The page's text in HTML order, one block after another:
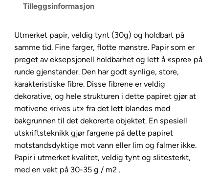
c
i
o
n
R
i
s
p
a
p
i
r
A
Tilleggsinformasjon
Utmerket papir, veldig tynt (30g) og holdbart på
samme tid. Fine farger, flotte mønstre. Papir som er
preget av eksepsjonell holdbarhet og lett å «spre» på
runde gjenstander. Den har godt synlige, store,
karakteristiske fibre. Disse fibrene er veldig
dekorative, og hele strukturen i dette papiret gjør at
motivene «rives ut» fra det lett blandes med
bakgrunnen til det dekorerte objektet. En spesiell
utskriftsteknikk gjør fargene på dette papiret
motstandsdyktige mot vann eller lim og falmer ikke.
Papir i utmerket kvalitet, veldig tynt og slitesterkt,
med en vekt på 30-35 g / m2 .